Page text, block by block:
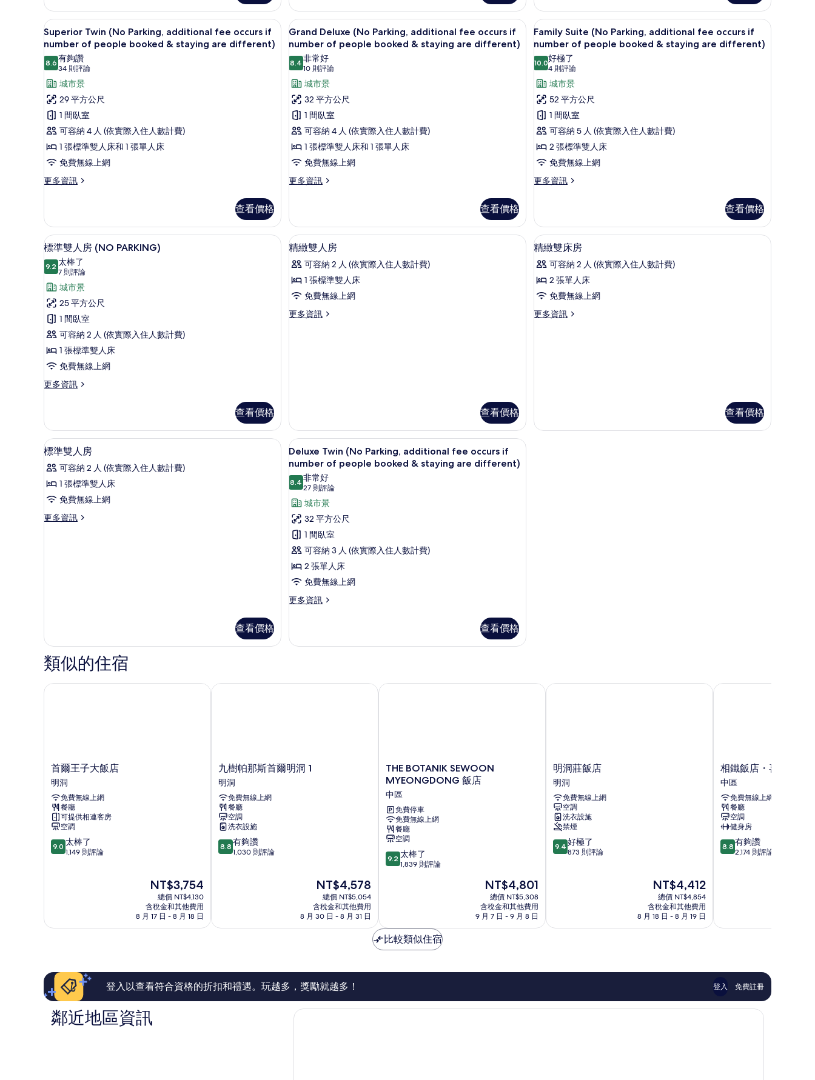
&
staying
are
different)
的
所
有
相
片
(No
Parking,
additional
fee
if
number
of
people
booked
&
staying
different)
的
情
片
床
房
(NO
PARKING)
的
詳
情
片
人
房
(NO
PARKING)
的
詳
情
顯
示
Superior
Twin
(No
Parking,
additional
fee
occurs
if
number
of
&
staying
are
different)
的
所
有
相
片
Superior Twin (No Parking, additional fee occurs if number of people booked & staying are different) | 2 間臥室、高級寢具、羽絨被、舒適加層
14
Superior Twin (No Parking, additional fee occurs if
number of people booked & staying are different)
8.68.6 分，滿分 10 分
有夠讚
34 則評論
(34
則
評
論)
城市景
29 平方公尺
1 間臥室
可容納 4 人 (依實際入住人數計費)
1 張標準雙人床和 1 張單人床
免費無線上網
更多資訊
更
(No
Parking,
additional
occurs
number
of
people
booked
&
are
different)
詳
查看價格
顯
示
Grand
Deluxe
(No
Parking,
additional
fee
occurs
if
number
of
&
staying
are
different)
的
所
有
Grand Deluxe (No Parking, additional fee occurs if number of people booked & staying are different) | 2 間臥室、
14
Grand Deluxe (No Parking, additional fee occurs if
number of people booked & staying are different)
8.48.4 分，滿分 10 分
非常好
10 則評論
(10
則
評
論)
城市景
32 平方公尺
1 間臥室
可容納 4 人 (依實際入住人數計費)
1 張標準雙人床和 1 張單人床
免費無線上網
更多資訊
更
(No
Parking,
additional
occurs
if
number
of
people
booked
查看價格
顯
示
Family
Suite
(No
Parking,
additional
fee
occurs
if
number
of
&
staying
are
different)
的
所
有
Family Suite (No Parking, additional fee
14
Family Suite (No Parking, additional fee occurs if
number of people booked & staying are different)
10.010.0 分，滿分 10 分
好極了
4 則評論
(4
則
評
論)
城市景
52 平方公尺
1 間臥室
可容納 5 人 (依實際入住人數計費)
2 張標準雙人床
免費無線上網
更多資訊
更
(No
Parking,
additional
occurs
if
number
of
people
booked
查看價格
顯
示
標
準
雙
人
房
(NO
PARKING)
的
相
片
2 間臥室、高級寢具、羽絨被、舒適加層
14
標準雙人房 (NO PARKING)
9.29.2 分，滿分 10 分
太棒了
7 則評論
(7
則
評
論)
城市景
25 平方公尺
1 間臥室
可容納 2 人 (依實際入住人數計費)
1 張標準雙人床
免費無線上網
更多資訊
更
雙
人
房
PARKING)
的
情
查看價格
顯
示
精
緻
人
2 間臥室、高級寢具、羽絨被、舒適加層
7
精緻雙人房
可容納 2 人 (依實際入住人數計費)
1 張標準雙人床
免費無線上網
更多資訊
更
查看價格
顯
示
精
緻
床
2 間臥室、高級寢具、羽絨被、舒適加層
7
精緻雙床房
可容納 2 人 (依實際入住人數計費)
2 張單人床
免費無線上網
更多資訊
更
查看價格
顯
示
標
準
人
2 間臥室、高級寢具、羽絨被、舒適加層
8
標準雙人房
可容納 2 人 (依實際入住人數計費)
1 張標準雙人床
免費無線上網
更多資訊
更
查看價格
顯
示
Deluxe
Twin
(No
Parking,
additional
fee
occurs
if
number
of
&
different)
片
Deluxe Twin (No Parking, additional fee occurs if number of people booked & staying are different) | 2 間臥室、高
13
Deluxe Twin (No Parking, additional fee occurs if
number of people booked & staying are different)
8.48.4 分，滿分 10 分
非常好
27 則評論
(27
則
評
論)
城市景
32 平方公尺
1 間臥室
可容納 3 人 (依實際入住人數計費)
2 張單人床
免費無線上網
更多資訊
更
(No
occurs
staying
are
查看價格
類似的住宿
首
爾
王
子
大
飯
店
明
洞
首爾王子大飯店
明洞
免費無線上網
餐廳
可提供相連客房
空調
9.0
分，
了，
論
9.0 太棒了
1,149 則評論
現
價
格
為
NT$3,754
總價 NT$4,130
含稅金和其他費用
8 月 17 日 - 8 月 18 日
首爾王子大飯店
九
樹
帕
那
斯
首
爾
明
洞
九樹帕那斯首爾明洞 1
明洞
免費無線上網
餐廳
空調
洗衣設施
8.8
分，
讚，
論
8.8 有夠讚
1,030 則評論
現
在
價
格
為
NT$4,578
總價 NT$5,054
含稅金和其他費用
8 月 30 日 - 8 月 31 日
九樹帕那斯首爾明洞 1
THE
BOTANIK
SEWOON
MYEONGDONG
飯
店
中
區
THE BOTANIK SEWOON
MYEONGDONG 飯店
中區
免費停車
免費無線上網
餐廳
空調
9.2
分，
棒
了，
1,839
評
9.2 太棒了
1,839 則評論
現
在
價
格
為
NT$4,801
總價 NT$5,308
含稅金和其他費用
9 月 7 日 - 9 月 8 日
THE BOTANIK SEWOON MYEONGDONG 飯店
明
洞
莊
飯
店
明
洞
明洞莊飯店
明洞
免費無線上網
空調
洗衣設施
禁煙
9.4
分，
了，
論
9.4 好極了
873 則評論
現
在
價
格
為
NT$4,412
總價 NT$4,854
含稅金和其他費用
8 月 18 日 - 8 月 19 日
明洞莊飯店
相
鐵
飯
店・
喜
普
樂
吉
首
相鐵飯店・喜普樂吉
中區
免費無線上網
餐廳
空調
健身房
8.8
分，
讚，
論
8.8 有夠讚
2,174 則評論
相鐵飯店・喜普樂吉首
比較類似住宿
登入以查看符合資格的折扣和禮遇。玩越多，獎勵就越多！ 登入 免費註冊
鄰近地區資訊